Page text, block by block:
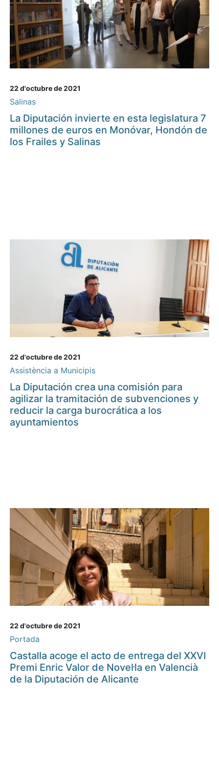
22 d'octubre de 2021
Salinas
La Diputación invierte en esta legislatura 7
millones de euros en Monóvar, Hondón de
los Frailes y Salinas
22 d'octubre de 2021
Assistència a Municipis
La Diputación crea una comisión para
agilizar la tramitación de subvenciones y
reducir la carga burocrática a los
ayuntamientos
22 d'octubre de 2021
Portada
Castalla acoge el acto de entrega del XXVI
Premi Enric Valor de Novel·la en Valencià
de la Diputación de Alicante